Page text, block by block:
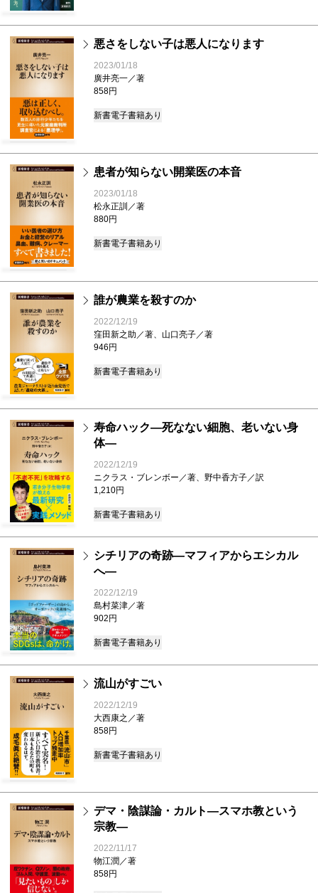
悪さをしない子は悪人になります
2023/01/18
廣井亮一／著
858円
新書電子書籍あり
患者が知らない開業医の本音
2023/01/18
松永正訓／著
880円
新書電子書籍あり
誰が農業を殺すのか
2022/12/19
窪田新之助／著、山口亮子／著
946円
新書電子書籍あり
寿命ハック―死なない細胞、老いない身
体―
2022/12/19
ニクラス・ブレンボー／著、野中香方子／訳
1,210円
新書電子書籍あり
シチリアの奇跡―マフィアからエシカル
へ―
2022/12/19
島村菜津／著
902円
新書電子書籍あり
流山がすごい
2022/12/19
大西康之／著
858円
新書電子書籍あり
デマ・陰謀論・カルト―スマホ教という
宗教―
2022/11/17
物江潤／著
858円